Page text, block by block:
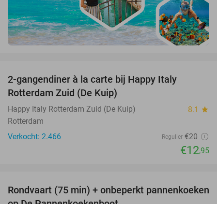
2-gangendiner à la carte bij Happy Italy
Rotterdam Zuid (De Kuip)
Happy Italy Rotterdam Zuid (De Kuip) 8.1 star
Rotterdam
Verkocht: 2.466
Regulier €20
€12,95
30%
Rondvaart (75 min) + onbeperkt pannenkoeken